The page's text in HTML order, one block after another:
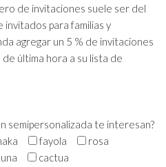
de invitaciones suele ser del
invitados para familias y
agregar un 5 % de invitaciones
última hora a su lista de
semipersonalizada te interesan?
fayola
rosa
cactua